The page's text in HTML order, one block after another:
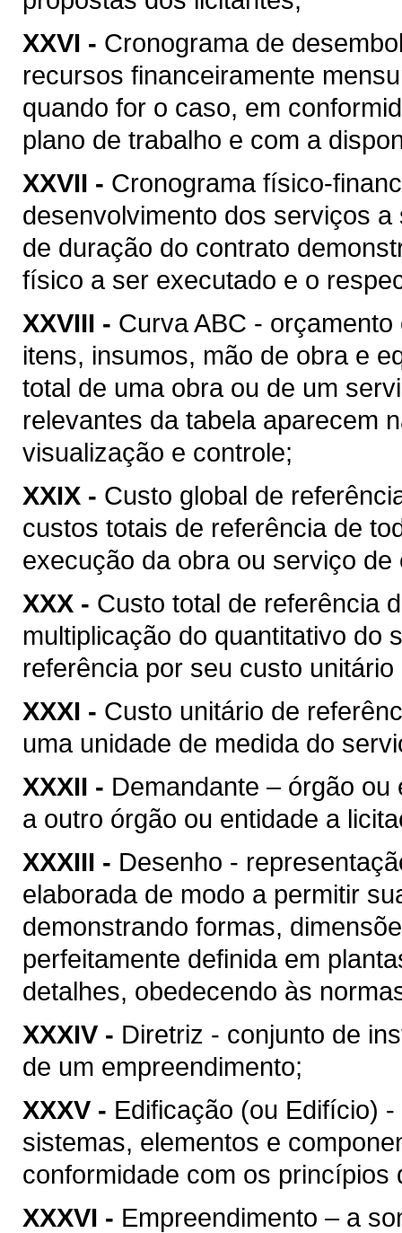
XXVI - Cronograma de
recursos financeiramente
quando for o caso, em
plano de trabalho e com a
XXVII - Cronograma físico-
desenvolvimento dos serviços
de duração do contrato
físico a ser executado e o
XXVIII - Curva ABC -
itens, insumos, mão de obra e
total de uma obra ou de um
relevantes da tabela aparecem
visualização e controle;
XXIX - Custo global de
custos totais de referência de
execução da obra ou serviço
XXX - Custo total de referência
multiplicação do quantitativo do
referência por seu custo
XXXI - Custo unitário de
uma unidade de medida do
XXXII - Demandante – órgão
a outro órgão ou entidade a
XXXIII - Desenho -
elaborada de modo a permitir
demonstrando formas,
perfeitamente definida em
detalhes, obedecendo às
XXXIV - Diretriz - conjunto de
de um empreendimento;
XXXV - Edificação (ou Edifício)
sistemas, elementos e
conformidade com os
XXXVI - Empreendimento – a